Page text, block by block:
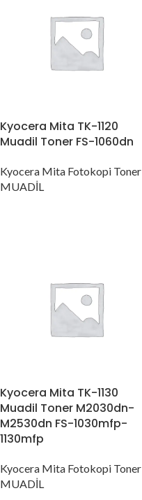
Kyocera Mita TK-1120
Muadil Toner FS-1060dn
Kyocera Mita Fotokopi Toner
MUADİL
Kyocera Mita TK-1130
Muadil Toner M2030dn-
M2530dn FS-1030mfp-
1130mfp
Kyocera Mita Fotokopi Toner
MUADİL